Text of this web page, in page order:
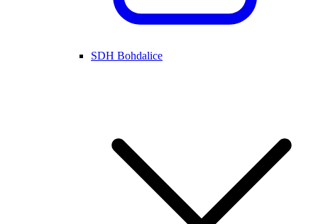
SDH Bohdalice